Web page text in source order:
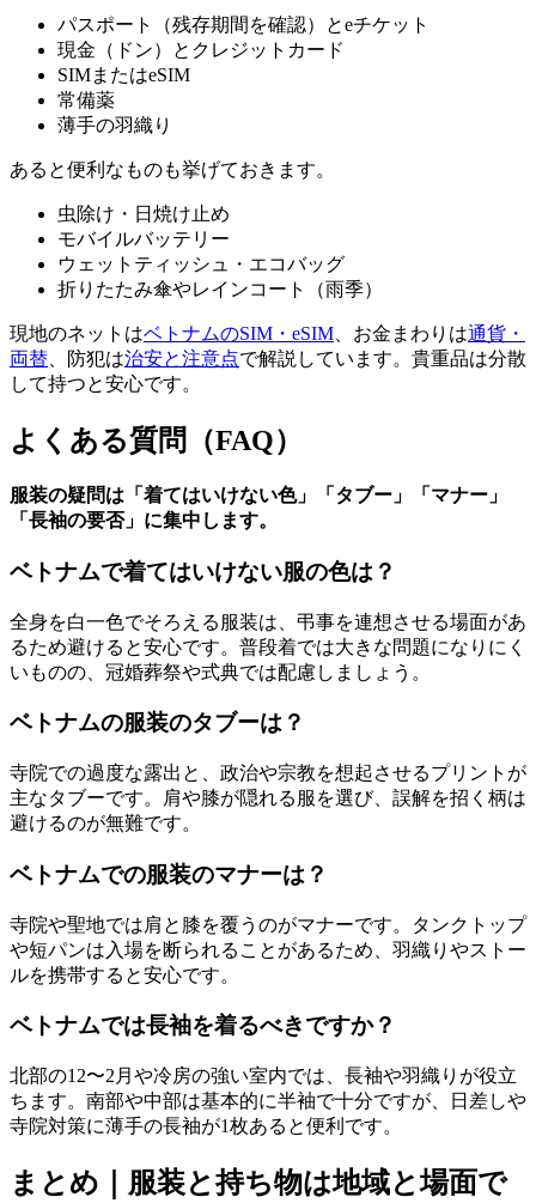
パスポート（残存期間を確認）とeチケット
現金（ドン）とクレジットカード
SIMまたはeSIM
常備薬
薄手の羽織り
あると便利なものも挙げておきます。
虫除け・日焼け止め
モバイルバッテリー
ウェットティッシュ・エコバッグ
折りたたみ傘やレインコート（雨季）
現地のネットはベトナムのSIM・eSIM 、お金まわりは通貨・
両替 、防犯は治安と注意点で解説しています。貴重品は分散
して持つと安心です。
よくある質問（FAQ）
服装の疑問は「着てはいけない色」「タブー」「マナー」
「長袖の要否」に集中します。
ベトナムで着てはいけない服の色は？
全身を白一色でそろえる服装は、弔事を連想させる場面があ
るため避けると安心です。普段着では大きな問題になりにく
いものの、冠婚葬祭や式典では配慮しましょう。
ベトナムの服装のタブーは？
寺院での過度な露出と、政治や宗教を想起させるプリントが
主なタブーです。肩や膝が隠れる服を選び、誤解を招く柄は
避けるのが無難です。
ベトナムでの服装のマナーは？
寺院や聖地では肩と膝を覆うのがマナーです。タンクトップ
や短パンは入場を断られることがあるため、羽織りやストー
ルを携帯すると安心です。
ベトナムでは長袖を着るべきですか？
北部の12〜2月や冷房の強い室内では、長袖や羽織りが役立
ちます。南部や中部は基本的に半袖で十分ですが、日差しや
寺院対策に薄手の長袖が1枚あると便利です。
まとめ｜服装と持ち物は地域と場面で